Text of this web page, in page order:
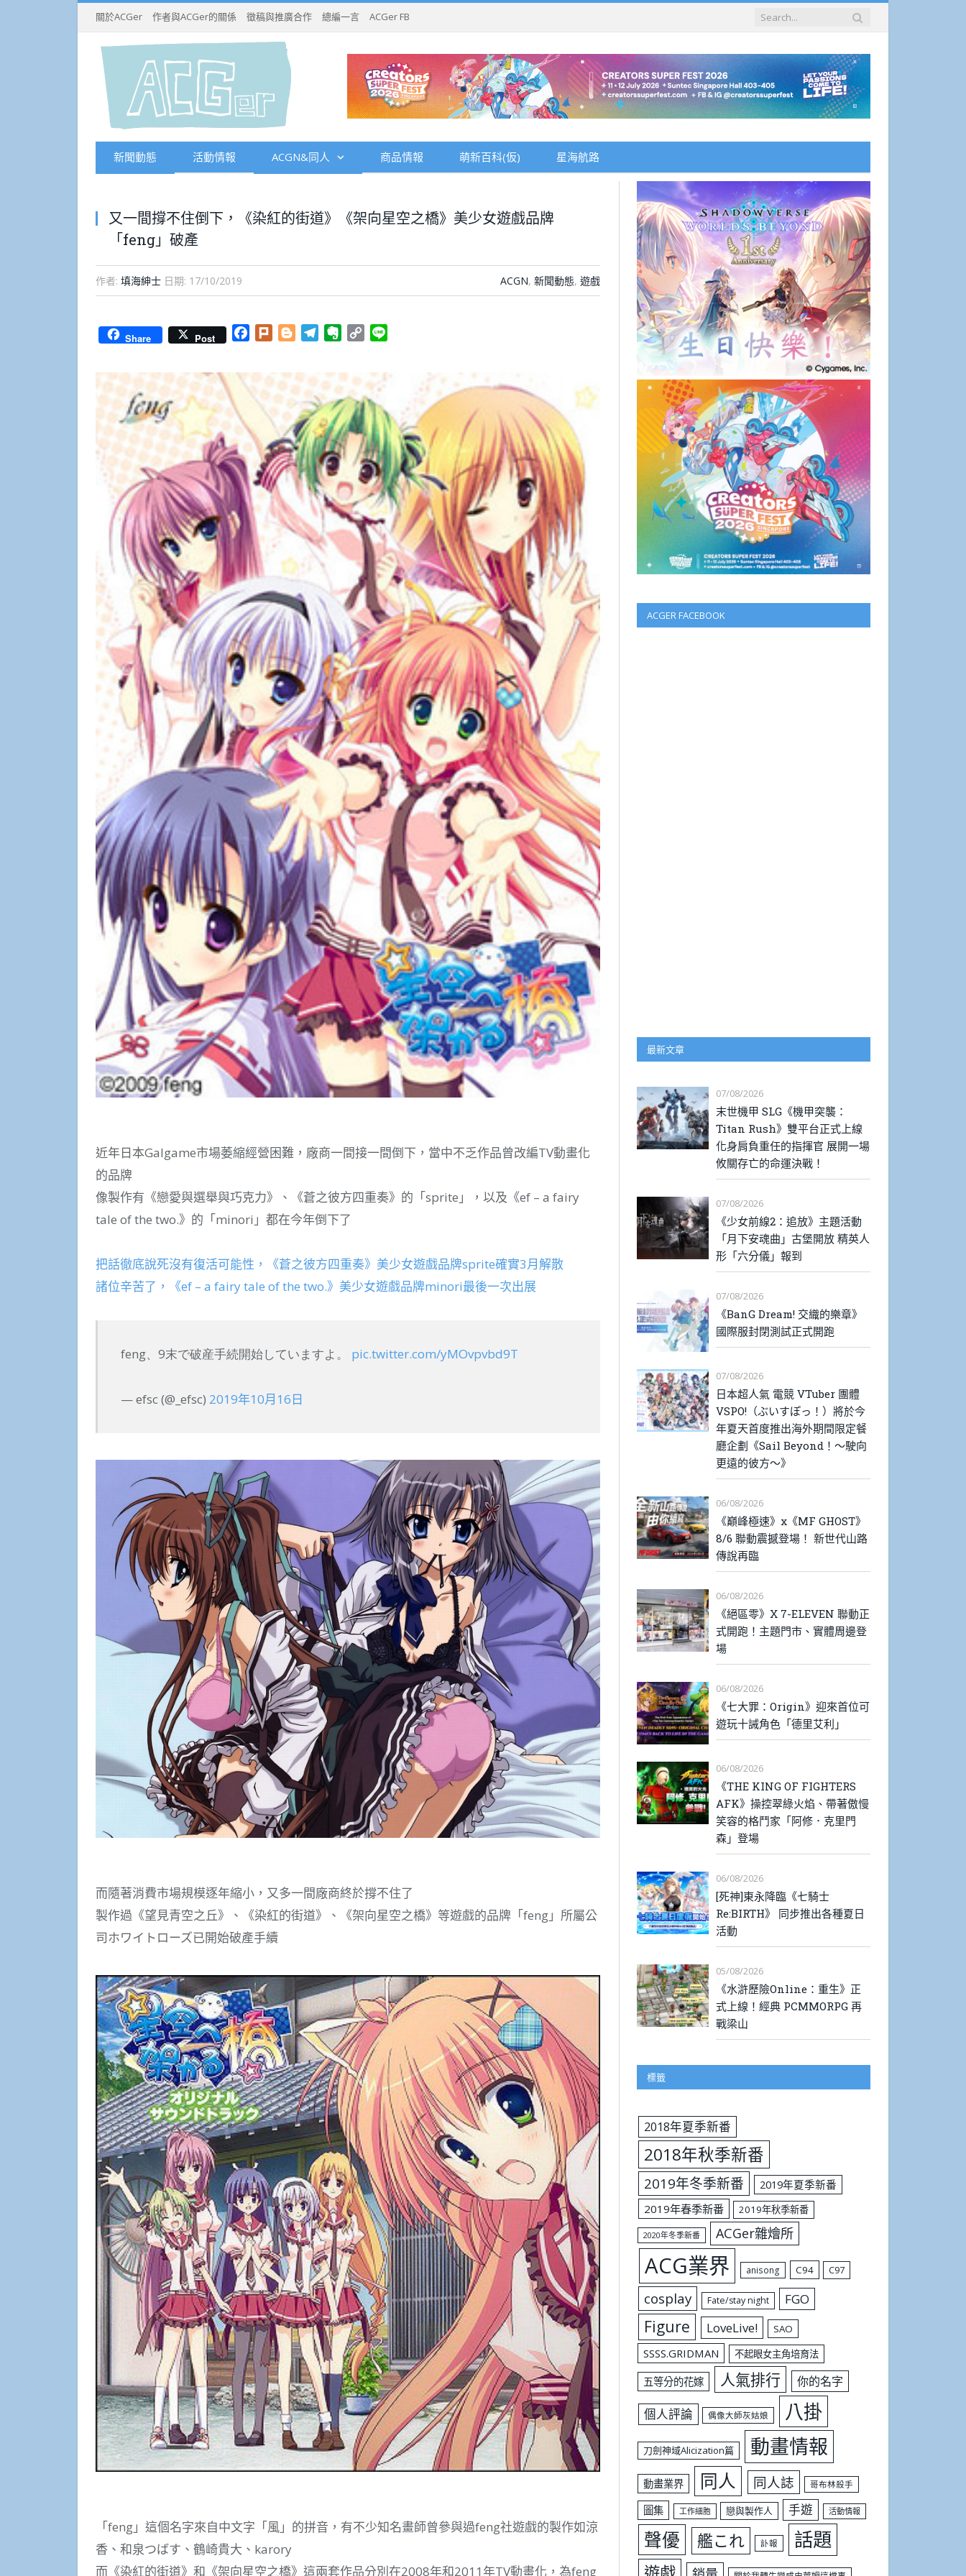
關於ACGer 作者與ACGer的關係 徵稿與推廣合作 總編一言 ACGer FB
新聞動態 活動情報 ACGN&同人 商品情報 萌新百科(仮) 星海航路
又一間撐不住倒下，《染紅的街道》《架向星空之橋》美少女遊戲品牌
「feng」破產
作者: 填海紳士 日期: 17/10/2019 ACGN, 新聞動態, 遊戲
Share Post Facebook
Plurk BloggerTelegramEvernote
Copy
近年日本Galgame市場萎縮經營困難，廠商一間接一間倒下，當中不乏作品曾改編TV動畫化
的品牌
像製作有《戀愛與選舉與巧克力》、《蒼之彼方四重奏》的「sprite」，以及《ef – a fairy
tale of the two.》的「minori」都在今年倒下了
把話徹底說死沒有復活可能性，《蒼之彼方四重奏》美少女遊戲品牌sprite確實3月解散
諸位辛苦了，《ef – a fairy tale of the two.》美少女遊戲品牌minori最後一次出展
feng、9末で破産手続開始していますよ。 pic.twitter.com/yMOvpvbd9T
— efsc (@_efsc) 2019年10月16日
而隨著消費市場規模逐年縮小，又多一間廠商終於撐不住了
製作過《望見青空之丘》、《染紅的街道》、《架向星空之橋》等遊戲的品牌「feng」所屬公
司ホワイトローズ已開始破產手續
「feng」這個名字來自中文字「風」的拼音，有不少知名畫師曾參與過feng社遊戲的製作如涼
香、和泉つばす、鶴崎貴大、karory
而《染紅的街道》和《架向星空之橋》這兩套作品分別在2008年和2011年TV動畫化，為feng
ACGER FACEBOOK
最新文章
07/08/2026
末世機甲 SLG《機甲突襲：
Titan Rush》雙平台正式上線
化身肩負重任的指揮官 展開一場
攸關存亡的命運決戰！
07/08/2026
《少女前線2：追放》主題活動
「月下安魂曲」古堡開放 精英人
形「六分儀」報到
07/08/2026
《BanG Dream! 交織的樂章》
國際服封閉測試正式開跑
07/08/2026
日本超人氣 電競 VTuber 團體
VSPO!（ぶいすぽっ！）將於今
年夏天首度推出海外期間限定餐
廳企劃《Sail Beyond！～駛向
更遠的彼方～》
06/08/2026
《巔峰極速》x《MF GHOST》
8/6 聯動震撼登場！ 新世代山路
傳說再臨
06/08/2026
《絕區零》X 7-ELEVEN 聯動正
式開跑！主題門市、實體周邊登
場
06/08/2026
《七大罪：Origin》迎來首位可
遊玩十誡角色「德里艾利」
06/08/2026
《THE KING OF FIGHTERS
AFK》操控翠綠火焰、帶著傲慢
笑容的格鬥家「阿修．克里門
森」登場
06/08/2026
[死神]東永降臨《七騎士
Re:BIRTH》 同步推出各種夏日
活動
05/08/2026
《水滸歷險Online：重生》正
式上線！經典 PCMMORPG 再
戰梁山
標籤
2018年夏季新番
2018年秋季新番
2019年冬季新番
2019年夏季新番
2019年春季新番
2019年秋季新番
2020年冬季新番 ACGer雜燴所
ACG業界 anisong C94 C97
cosplay Fate/stay night FGO
Figure LoveLive! SAO
SSSS.GRIDMAN 不起眼女主角培育法
五等分的花嫁 人氣排行 你的名字
個人評論 偶像大師灰姑娘 八掛
刀劍神域Alicization篇 動畫情報
動畫業界 同人 同人誌 哥布林殺手
圖集 工作細胞 戀與製作人 手遊 活動情報
聲優 艦これ 訃報 話題